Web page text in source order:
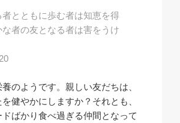
者とともに歩む者は知恵を得
な者の友となる者は害をうけ
のようです。親しい友だちは、
健やかにしますか？それとも、
ばかり食べ過ぎる仲間となって